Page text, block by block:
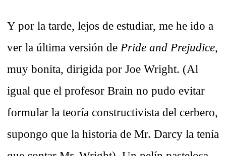
Y por la tarde, lejos de estudiar, me he ido a
ver la última versión de Pride and Prejudice,
muy bonita, dirigida por Joe Wright. (Al
igual que el profesor Brain no pudo evitar
formular la teoría constructivista del cerbero,
supongo que la historia de Mr. Darcy la tenía